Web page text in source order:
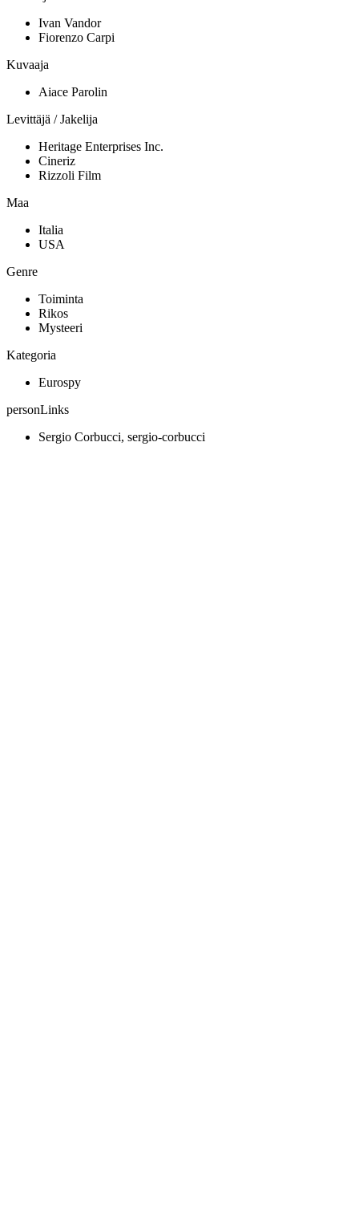
Ivan Vandor
Fiorenzo Carpi
Kuvaaja
Aiace Parolin
Levittäjä / Jakelija
Heritage Enterprises Inc.
Cineriz
Rizzoli Film
Maa
Italia
USA
Genre
Toiminta
Rikos
Mysteeri
Kategoria
Eurospy
personLinks
Sergio Corbucci, sergio-corbucci